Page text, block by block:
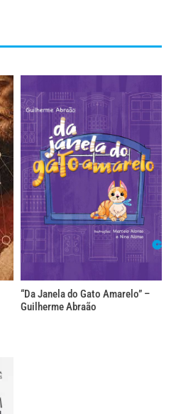
“Da Janela do Gato Amarelo” –
Guilherme Abraão